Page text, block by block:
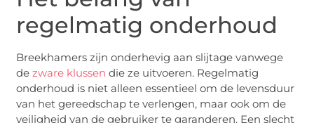
regelmatig onderhoud
Breekhamers zijn onderhevig aan slijtage vanwege
de zware klussendie ze uitvoeren. Regelmatig
onderhoud is niet alleen essentieel om de levensduur
van het gereedschap te verlengen, maar ook om de
veiligheid van de gebruiker te garanderen. Een slecht